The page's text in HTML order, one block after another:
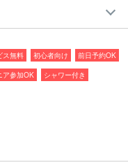
ス無料 初心者向け
前日予約OK
ア参加OK
シャワー付き